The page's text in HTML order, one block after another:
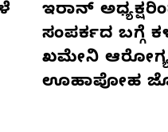
ಇರಾನ್
ಸಂಪರ್ಕದ ಬಗ್ಗೆ
ಖಮೇನಿ ಆರೋಗ್ಯ
ಊಹಾಪೋಹ